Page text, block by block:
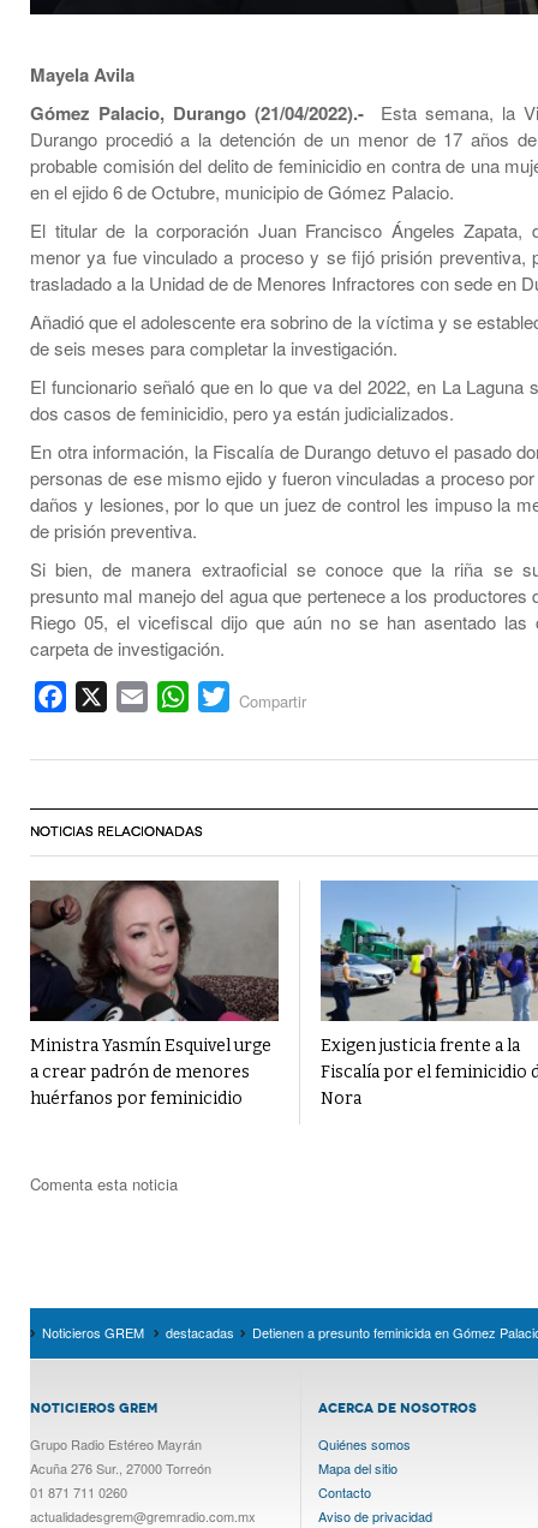
Mayela Avila
Gómez Palacio, Durango (21/04/2022).-
Esta semana, la
Durango procedió a la detención de un menor de 17 años
probable comisión del delito de feminicidio en contra de una
en el ejido 6 de Octubre, municipio de Gómez Palacio.
El titular de la corporación Juan Francisco Ángeles Zapata,
menor ya fue vinculado a proceso y se fijó prisión preventiva,
trasladado a la Unidad de de Menores Infractores con sede en
Añadió que el adolescente era sobrino de la víctima y se
de seis meses para completar la investigación.
El funcionario señaló que en lo que va del 2022, en La Laguna
dos casos de feminicidio, pero ya están judicializados.
En otra información, la Fiscalía de Durango detuvo el pasado
personas de ese mismo ejido y fueron vinculadas a proceso
daños y lesiones, por lo que un juez de control les impuso la
de prisión preventiva.
Si bien, de manera extraoficial se conoce que la riña se
presunto mal manejo del agua que pertenece a los productores
Riego 05, el vicefiscal dijo que aún no se han asentado las
carpeta de investigación.
Facebook Email WhatsApp
Twitter
Compartir
NOTICIAS RELACIONADAS
Ministra Yasmín Esquivel urge
a crear padrón de menores
huérfanos por feminicidio
Exigen justicia frente a la
Fiscalía por el feminicidio
Nora
Comenta esta noticia
Noticieros GREM destacadas Detienen a presunto feminicida en Gómez
NOTICIEROS GREM
Grupo Radio Estéreo Mayrán
Acuña 276 Sur., 27000 Torreón
01 871 711 0260
actualidadesgrem@gremradio.com.mx
ACERCA DE NOSOTROS
Quiénes somos
Mapa del sitio
Contacto
Aviso de privacidad